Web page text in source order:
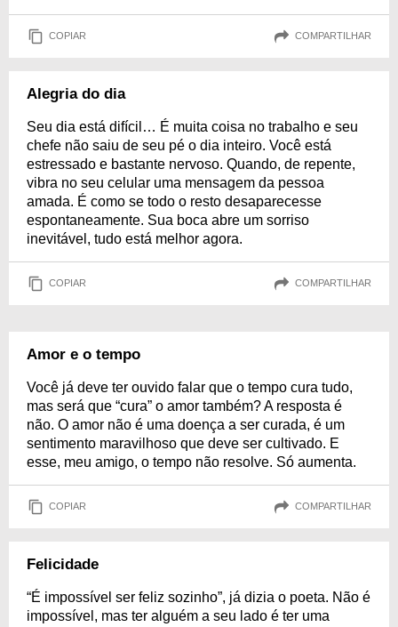
COPIAR COMPARTILHAR
Alegria do dia
Seu dia está difícil… É muita coisa no trabalho e seu
chefe não saiu de seu pé o dia inteiro. Você está
estressado e bastante nervoso. Quando, de repente,
vibra no seu celular uma mensagem da pessoa
amada. É como se todo o resto desaparecesse
espontaneamente. Sua boca abre um sorriso
inevitável, tudo está melhor agora.
COPIAR COMPARTILHAR
Amor e o tempo
Você já deve ter ouvido falar que o tempo cura tudo,
mas será que “cura” o amor também? A resposta é
não. O amor não é uma doença a ser curada, é um
sentimento maravilhoso que deve ser cultivado. E
esse, meu amigo, o tempo não resolve. Só aumenta.
COPIAR COMPARTILHAR
Felicidade
“É impossível ser feliz sozinho”, já dizia o poeta. Não é
impossível, mas ter alguém a seu lado é ter uma